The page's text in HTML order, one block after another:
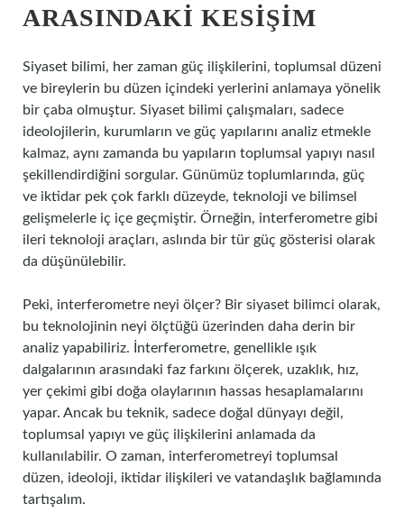
ARASINDAKI KESIŞIM
Siyaset bilimi, her zaman güç ilişkilerini, toplumsal düzeni
ve bireylerin bu düzen içindeki yerlerini anlamaya yönelik
bir çaba olmuştur. Siyaset bilimi çalışmaları, sadece
ideolojilerin, kurumların ve güç yapılarını analiz etmekle
kalmaz, aynı zamanda bu yapıların toplumsal yapıyı nasıl
şekillendirdiğini sorgular. Günümüz toplumlarında, güç
ve iktidar pek çok farklı düzeyde, teknoloji ve bilimsel
gelişmelerle iç içe geçmiştir. Örneğin, interferometre gibi
ileri teknoloji araçları, aslında bir tür güç gösterisi olarak
da düşünülebilir.
Peki, interferometre neyi ölçer? Bir siyaset bilimci olarak,
bu teknolojinin neyi ölçtüğü üzerinden daha derin bir
analiz yapabiliriz. İnterferometre, genellikle ışık
dalgalarının arasındaki faz farkını ölçerek, uzaklık, hız,
yer çekimi gibi doğa olaylarının hassas hesaplamalarını
yapar. Ancak bu teknik, sadece doğal dünyayı değil,
toplumsal yapıyı ve güç ilişkilerini anlamada da
kullanılabilir. O zaman, interferometreyi toplumsal
düzen, ideoloji, iktidar ilişkileri ve vatandaşlık bağlamında
tartışalım.